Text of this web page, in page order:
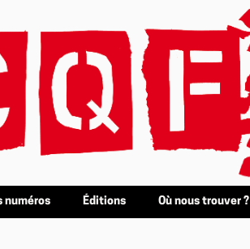
numéros Éditions Où nous trouver ?